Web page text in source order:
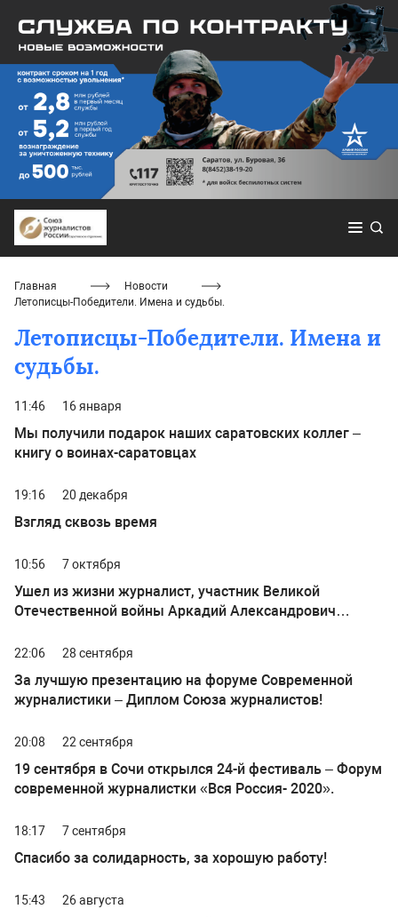
Главная
Новости
Летописцы-Победители. Имена и судьбы.
Летописцы-Победители. Имена и
судьбы.
11:46 16 января
Мы получили подарок наших саратовских коллег –
книгу о воинах-саратовцах
19:16 20 декабря
Взгляд сквозь время
10:56 7 октября
Ушел из жизни журналист, участник Великой
Отечественной войны Аркадий Александрович
22:06 28 сентября
За лучшую презентацию на форуме Современной
журналистики – Диплом Союза журналистов!
20:08 22 сентября
19 сентября в Сочи открылся 24-й фестиваль – Форум
современной журналистки «Вся Россия- 2020».
18:17 7 сентября
Спасибо за солидарность, за хорошую работу!
15:43 26 августа